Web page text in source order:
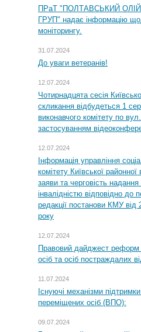
ПРаТ "ПОЛТАВСЬКИЙ
ГРУП" надає інформацію
моніторингу.
31.07.2024
До уваги ветеранів!
12.07.2024
Чотирнадцята сесія
скликання відбудеться 1
виконавчого комітету по
застосуванням
12.07.2024
Інформація управління
комітету Київської
заяви та черговість надання
інвалідністю відповідно
редакції постанови КМУ
року
12.07.2024
Правовий дайджест реформ
осіб та осіб постраждалих
11.07.2024
Існуючі механізми
переміщених осіб (ВПО):
09.07.2024